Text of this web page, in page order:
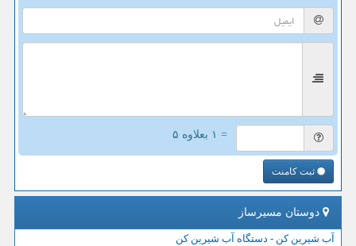
= ۱ بعلاوه ۵
ثبت کامنت
دوستان مسیرساز
آب شیرین کن - دستگاه آب شیرین کن